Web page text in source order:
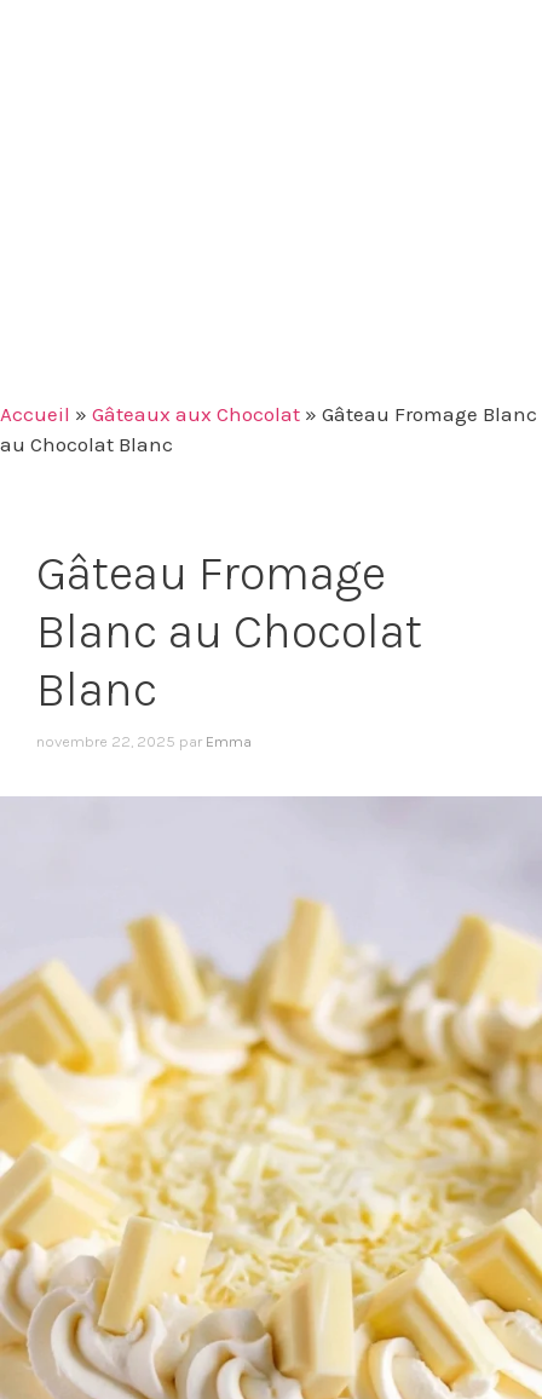
Accueil » Gâteaux aux Chocolat » Gâteau Fromage Blanc
au Chocolat Blanc
Gâteau Fromage
Blanc au Chocolat
Blanc
novembre 22, 2025 par Emma